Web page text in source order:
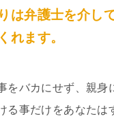
は弁護士を介し
れます。
をバカにせず、親身
る事だけをあなたは